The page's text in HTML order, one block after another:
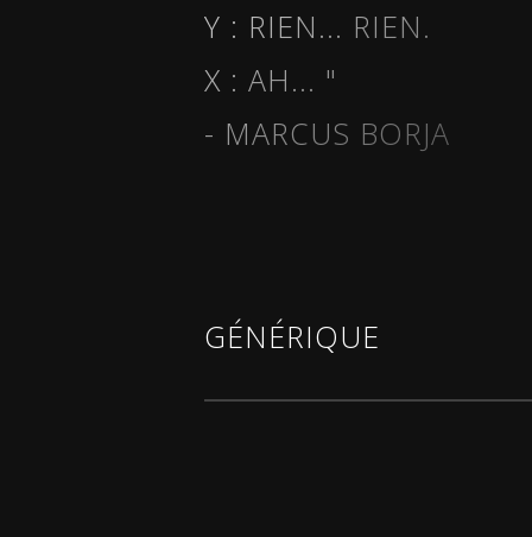
Y : RIEN... RIEN.
X : AH... "
- MARCUS BORJA
GÉNÉRIQUE